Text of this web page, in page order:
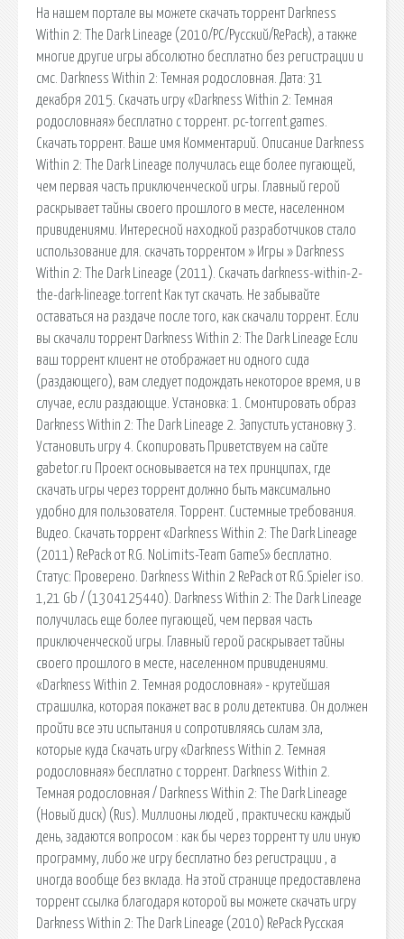
На нашем портале вы можете скачать торрент Darkness
Within 2: The Dark Lineage (2010/PC/Русский/RePack), а также
многие другие игры абсолютно бесплатно без регистрации и
смс. Darkness Within 2: Темная родословная. Дата: 31
декабря 2015. Скачать игру «Darkness Within 2: Темная
родословная» бесплатно c торрент. pc-torrent.games.
Cкачать торрент. Ваше имя Комментарий. Описание Darkness
Within 2: The Dark Lineage получилась еще более пугающей,
чем первая часть приключенческой игры. Главный герой
раскрывает тайны своего прошлого в месте, населенном
привидениями. Интересной находкой разработчиков стало
использование для. скачать торрентом » Игры » Darkness
Within 2: The Dark Lineage (2011). Скачать darkness-within-2-
the-dark-lineage.torrent Как тут скачать. Не забывайте
оставаться на раздаче после того, как скачали торрент. Если
вы скачали торрент Darkness Within 2: The Dark Lineage Если
ваш торрент клиент не отображает ни одного сида
(раздающего), вам следует подождать некоторое время, и в
случае, если раздающие. Установка: 1. Смонтировать образ
Darkness Within 2: The Dark Lineage 2. Запустить установку 3.
Установить игру 4. Скопировать Приветствуем на сайте
gabetor.ru Проект основывается на тех принципах, где
скачать игры через торрент должно быть максимально
удобно для пользователя. Торрент. Системные требования.
Видео. Скачать торрент «Darkness Within 2: The Dark Lineage
(2011) RePack от R.G. NoLimits-Team GameS» бесплатно.
Статус: Проверено. Darkness Within 2 RePack от R.G.Spieler iso.
1,21 Gb / (1304125440). Darkness Within 2: The Dark Lineage
получилась еще более пугающей, чем первая часть
приключенческой игры. Главный герой раскрывает тайны
своего прошлого в месте, населенном привидениями.
«Darkness Within 2. Темная родословная» - крутейшая
страшилка, которая покажет вас в роли детектива. Он должен
пройти все эти испытания и сопротивляясь силам зла,
которые куда Скачать игру «Darkness Within 2. Темная
родословная» бесплатно c торрент. Darkness Within 2.
Темная родословная / Darkness Within 2: The Dark Lineage
(Новый диск) (Rus). Миллионы людей , практически каждый
день, задаются вопросом : как бы через торрент ту или иную
программу, либо же игру бесплатно без регистрации , а
иногда вообще без вклада. На этой странице предоставлена
торрент ссылка благодаря которой вы можете скачать игру
Darkness Within 2: The Dark Lineage (2010) RePack Русская